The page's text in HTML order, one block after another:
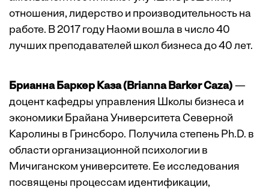
отношения, лидерство и производительность на
работе. В 2017 году Наоми вошла в число 40
лучших преподавателей школ бизнеса до 40 лет.
Брианна Баркер Каза (Brianna Barker Caza) —
доцент кафедры управления Школы бизнеса и
экономики Брайана Университета Северной
Каролины в Гринсборо. Получила степень Ph.D. в
области организационной психологии в
Мичиганском университете. Ее исследования
посвящены процессам идентификации,